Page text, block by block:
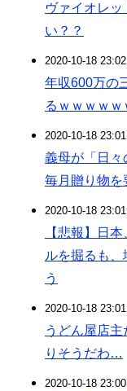
ヴァイオレ
い？？
2020-10-18
年収600万の
るｗｗｗｗ
2020-10-18
義母が「日々
毎月贈り物を
2020-10-18
【悲報】日
ルを掘るも
う
2020-10-18
うどん屋店
りそうだわ…
2020-10-18